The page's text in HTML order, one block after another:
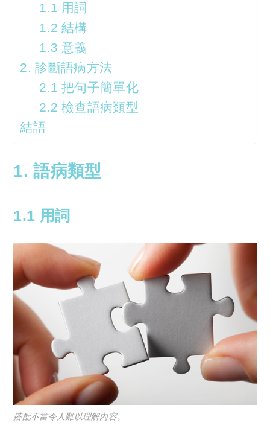
1.1 用詞
1.2 結構
1.3 意義
2. 診斷語病方法
2.1 把句子簡單化
2.2 檢查語病類型
結語
1. 語病類型
1.1 用詞
搭配不當令人難以理解內容。